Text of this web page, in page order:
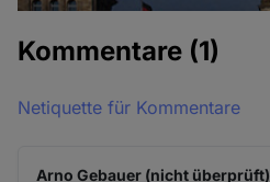
Kommentare (1)
Netiquette für Kommentare
Arno Gebauer (nicht überprüft)